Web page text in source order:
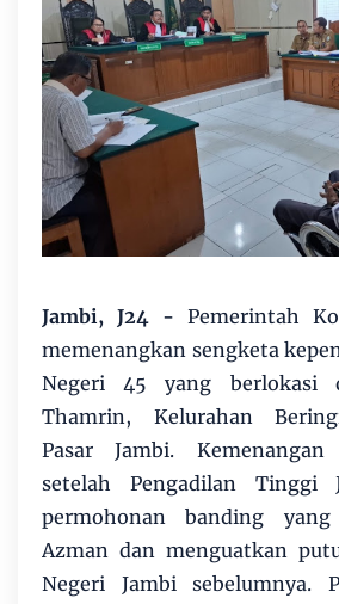
Jambi, J24 - Pemerintah
memenangkan sengketa
Negeri 45 yang berlokasi
Thamrin, Kelurahan
Pasar Jambi.
setelah Pengadilan Tinggi
permohonan banding
Azman dan menguatkan
Negeri Jambi sebelumnya.